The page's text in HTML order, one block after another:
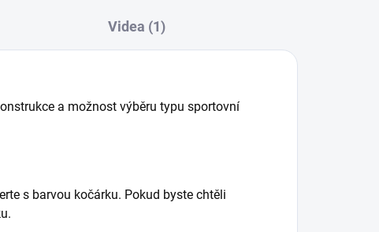
Videa (1)
a možnost výběru typu sportovní
s barvou kočárku. Pokud byste chtěli